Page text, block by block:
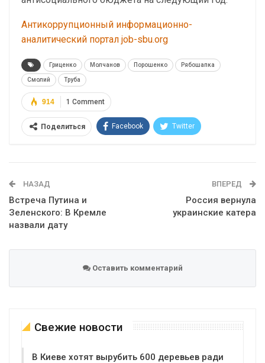
Антикоррупционный информационно-
аналитический портал job-sbu.org
Гриценко Молчанов Порошенко Рябошапка
Смолий Труба
1 Comment
914
Поделиться Facebook Twitter
НАЗАД
Встреча Путина и
Зеленского: В Кремле
назвали дату
ВПЕРЕД
Россия вернула
украинские катера
Оставить комментарий
Свежие новости
В Киеве хотят вырубить 600 деревьев ради